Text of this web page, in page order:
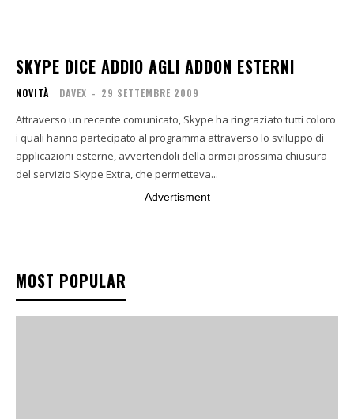
SKYPE DICE ADDIO AGLI ADDON ESTERNI
NOVITÀ DAVEX - 29 SETTEMBRE 2009
Attraverso un recente comunicato, Skype ha ringraziato tutti coloro
i quali hanno partecipato al programma attraverso lo sviluppo di
applicazioni esterne, avvertendoli della ormai prossima chiusura
del servizio Skype Extra, che permetteva...
Advertisment
MOST POPULAR